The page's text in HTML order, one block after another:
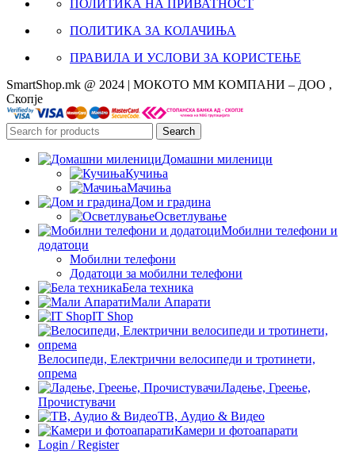
ПОЛИТИКА НА ПРИВАТНОСТ
ПОЛИТИКА ЗА КОЛАЧИЊА
ПРАВИЛА И УСЛОВИ ЗА КОРИСТЕЊЕ
SmartShop.mk @ 2024 | МОКОТО ММ КОМПАНИ – ДОО ,
Скопје
Search
Домашни миленици
Кучиња
Мачиња
Дом и градина
Осветлување
Мобилни телефони и
додатоци
Мобилни телефони
Додатоци за мобилни телефони
Бела техника
Мали Апарати
IT Shop
Велосипеди, Електрични велосипеди и тротинети,
опрема
Ладење, Греење,
Прочистувачи
ТВ, Аудио & Видео
Камери и фотоапарати
Login / Register